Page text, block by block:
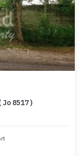
8517 )